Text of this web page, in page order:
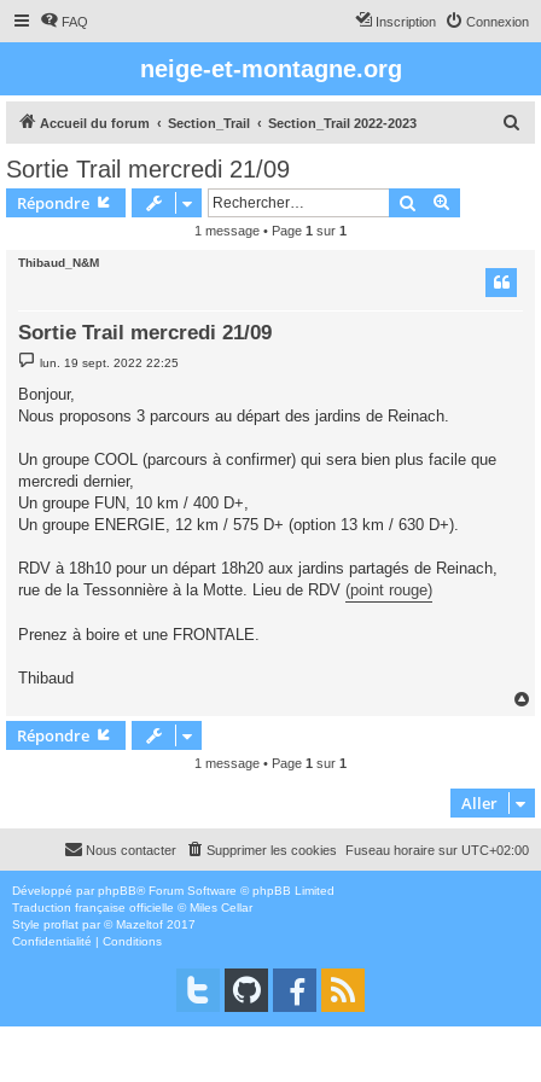
FAQ Connexion
Inscription
neige-et-montagne.org
Accueil du forum Section_Trail Section_Trail 2022-2023
Sortie Trail mercredi 21/09
Répondre Rechercher
1 message • Page 1 sur 1
Thibaud_N&M
Sortie Trail mercredi 21/09
M
e
s
a
lun. 19 sept. 2022 22:25
Bonjour,
Nous proposons 3 parcours au départ des jardins de Reinach.
Un groupe COOL (parcours à confirmer) qui sera bien plus facile que
mercredi dernier,
Un groupe FUN, 10 km / 400 D+,
Un groupe ENERGIE, 12 km / 575 D+ (option 13 km / 630 D+).
RDV à 18h10 pour un départ 18h20 aux jardins partagés de Reinach,
rue de la Tessonnière à la Motte. Lieu de RDV (point rouge)
Prenez à boire et une FRONTALE.
Thibaud
Répondre
1 message • Page 1 sur 1
Aller
Fuseau horaire sur UTC+02:00
Supprimer les cookies
Nous contacter
Développé par phpBB® Forum Software © phpBB Limited
Traduction française officielle ©Miles Cellar
Style proflat par ©Mazeltof 2017
Confidentialité | Conditions